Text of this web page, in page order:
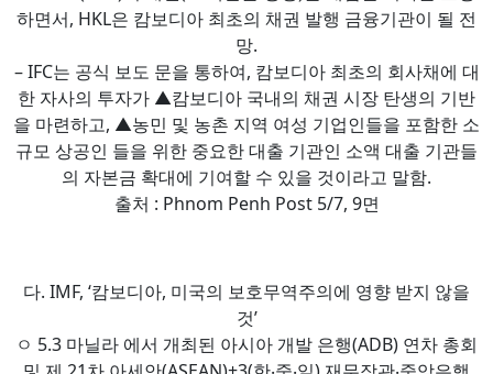
하면서, HKL은 캄보디아 최초의 채권 발행 금융기관이 될 전
망.
– IFC는 공식 보도 문을 통하여, 캄보디아 최초의 회사채에 대
한 자사의 투자가 ▲캄보디아 국내의 채권 시장 탄생의 기반
을 마련하고, ▲농민 및 농촌 지역 여성 기업인들을 포함한 소
규모 상공인 들을 위한 중요한 대출 기관인 소액 대출 기관들
의 자본금 확대에 기여할 수 있을 것이라고 말함.
출처 : Phnom Penh Post 5/7, 9면
다. IMF, ‘캄보디아, 미국의 보호무역주의에 영향 받지 않을
것’
ㅇ 5.3 마닐라 에서 개최된 아시아 개발 은행(ADB) 연차 총회